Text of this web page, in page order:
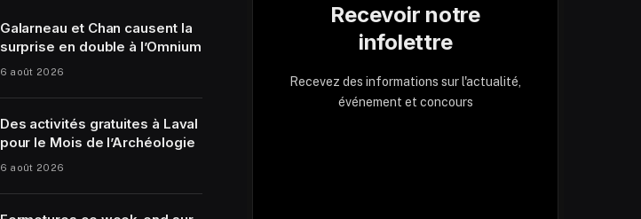
Galarneau et Chan causent la
surprise en double à l’Omnium
6 août 2026
Des activités gratuites à Laval
pour le Mois de l’Archéologie
6 août 2026
Recevoir notre
infolettre
Recevez des informations sur l'actualité,
événement et concours